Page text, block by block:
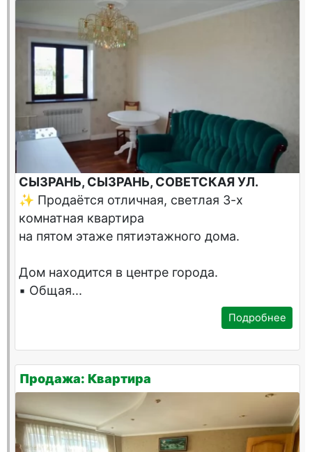
СЫЗРАНЬ, СЫЗРАНЬ, СОВЕТСКАЯ УЛ.
✨ Продаётся отличная, светлая 3-х
комнатная квартира
на пятом этаже пятиэтажного дома.
Дом находится в центре города.
▪️ Общая...
Подробнее
Продажа: Квартира